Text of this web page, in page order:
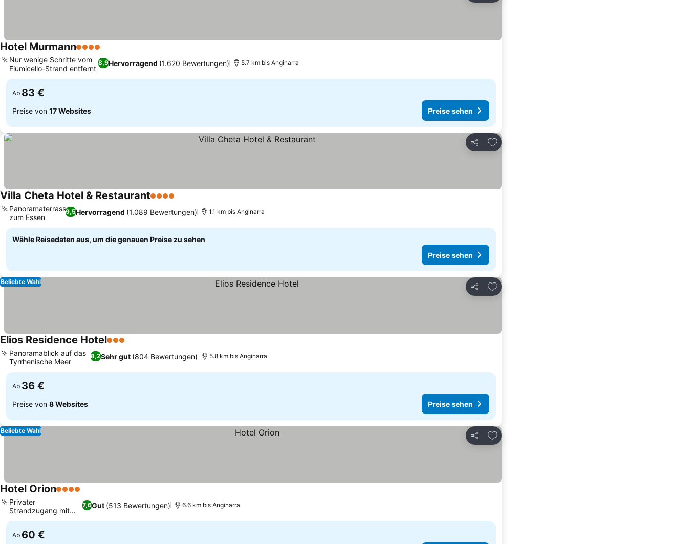
Hotel Murmann4 Sterne
8,9Hervorragend (1.620 Bewertungen)
Nur wenige Schritte vom
Fiumicello-Strand entfernt
5.7 km bis Anginarra
Ab 83 €
Preise von 17 Websites Preise sehen
Teilen
Zu Favoriten hinzufügen
Villa Cheta Hotel & Restaurant4 Sterne
9,5Hervorragend (1.089 Bewertungen)
Panoramaterrasse
zum Essen
1.1 km bis Anginarra
Wähle Reisedaten aus, um die genauen Preise zu sehen
Preise sehen
Teilen
Zu Favoriten hinzufügen
Beliebte Wahl
Elios Residence Hotel3 Sterne
8,2Sehr gut (804 Bewertungen)
Panoramablick auf das
Tyrrhenische Meer
5.8 km bis Anginarra
Ab 36 €
Preise von 8 Websites Preise sehen
Teilen
Zu Favoriten hinzufügen
Beliebte Wahl
Hotel Orion4 Sterne
7,6Gut (513 Bewertungen)
Privater
Strandzugang mit
Service
6.6 km bis Anginarra
Ab 60 €